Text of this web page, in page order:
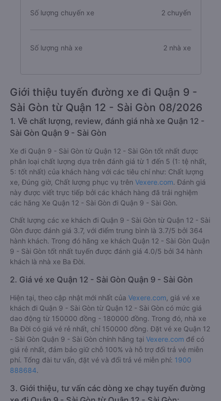
Số lượng chuyến xe 2 chuyến
Số lượng nhà xe 2 nhà xe
Giới thiệu tuyến đường xe đi Quận 9 -
Sài Gòn từ Quận 12 - Sài Gòn 08/2026
1. Về chất lượng, review, đánh giá nhà xe Quận 12 -
Sài Gòn Quận 9 - Sài Gòn
Xe đi Quận 9 - Sài Gòn từ Quận 12 - Sài Gòn tốt nhất được
phân loại chất lượng dựa trên đánh giá từ 1 đến 5 (1: tệ nhất,
5: tốt nhất) của khách hàng với các tiêu chí như: Chất lượng
xe, Đúng giờ, Chất lượng phục vụ trên Vexere.com. Đánh giá
này được viết trực tiếp bởi các khách hàng đã trải nghiệm
các hãng Xe Quận 12 - Sài Gòn đi Quận 9 - Sài Gòn.
Chất lượng các xe khách đi Quận 9 - Sài Gòn từ Quận 12 - Sài
Gòn được đánh giá 3.7, với điểm trung bình là 3.7/5 bởi 364
hành khách. Trong đó hãng xe khách Quận 12 - Sài Gòn Quận
9 - Sài Gòn tốt nhất tuyến được đánh giá 4.0/5 bởi 34 hành
khách là nhà xe Ba Đời.
2. Giá vé xe Quận 12 - Sài Gòn Quận 9 - Sài Gòn
Hiện tại, theo cập nhật mới nhất của Vexere.com , giá vé xe
khách đi Quận 9 - Sài Gòn từ Quận 12 - Sài Gòn có mức giá
dao động từ 150000 đồng - 180000 đồng. Trong đó, nhà xe
Ba Đời có giá vé rẻ nhất, chỉ 150000 đồng. Đặt vé xe Quận 12
- Sài Gòn Quận 9 - Sài Gòn chính hãng tại Vexere.com để có
giá rẻ nhất, đảm bảo giữ chỗ 100% và hỗ trợ đổi trả vé miễn
phí. Tổng đài tư vấn, đặt vé và đổi trả vé miễn phí: 1900
888684.
3. Giới thiệu, tư vấn các dòng xe chạy tuyến đường